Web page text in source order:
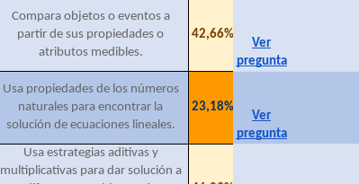
Compara objetos o eventos a
partir de sus propiedades o
atributos medibles.
42,66%
Ver
pregunta
Usa propiedades de los números
naturales para encontrar la
solución de ecuaciones lineales.
23,18%
Ver
pregunta
Usa estrategias aditivas y
multiplicativas para dar solución a